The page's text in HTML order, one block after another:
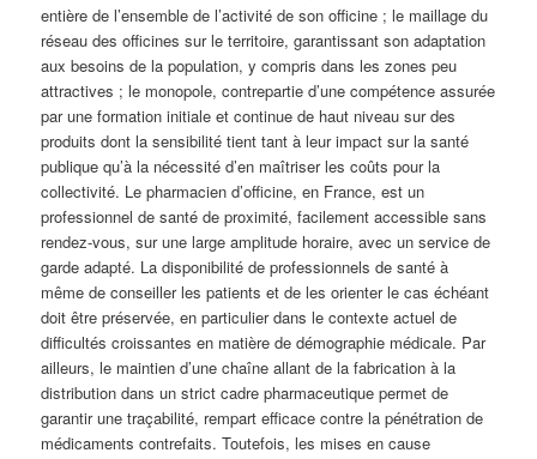
entière de l’ensemble de l’activité de son officine ; le maillage du
réseau des officines sur le territoire, garantissant son adaptation
aux besoins de la population, y compris dans les zones peu
attractives ; le monopole, contrepartie d’une compétence assurée
par une formation initiale et continue de haut niveau sur des
produits dont la sensibilité tient tant à leur impact sur la santé
publique qu’à la nécessité d’en maîtriser les coûts pour la
collectivité. Le pharmacien d’officine, en France, est un
professionnel de santé de proximité, facilement accessible sans
rendez-vous, sur une large amplitude horaire, avec un service de
garde adapté. La disponibilité de professionnels de santé à
même de conseiller les patients et de les orienter le cas échéant
doit être préservée, en particulier dans le contexte actuel de
difficultés croissantes en matière de démographie médicale. Par
ailleurs, le maintien d’une chaîne allant de la fabrication à la
distribution dans un strict cadre pharmaceutique permet de
garantir une traçabilité, rempart efficace contre la pénétration de
médicaments contrefaits. Toutefois, les mises en cause